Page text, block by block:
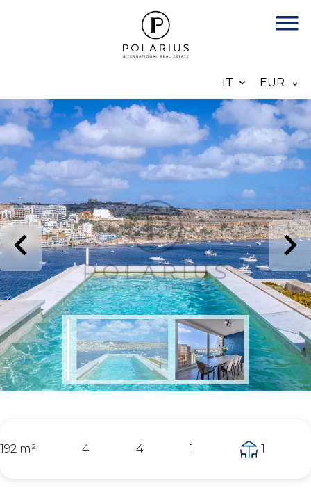
IT EUR
192 m² 4 4 1 1